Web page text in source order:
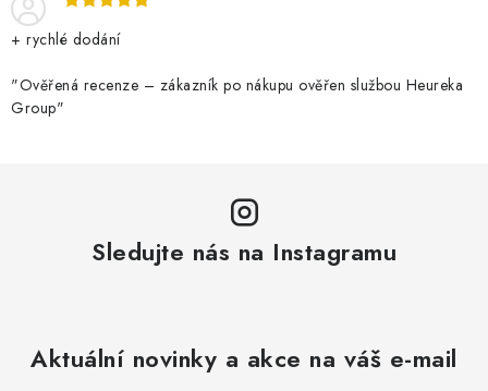
+ rychlé dodání
"Ověřená recenze – zákazník po nákupu ověřen službou Heureka
Group"
Sledujte nás na Instagramu
Aktuální novinky a akce na váš e-mail